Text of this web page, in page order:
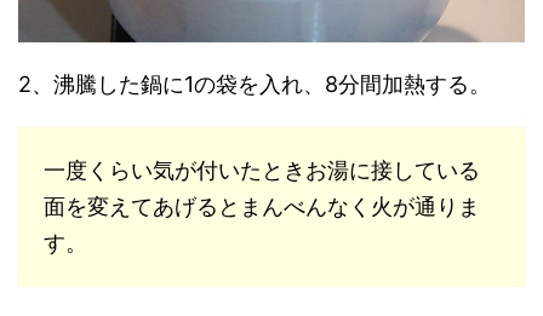
2、沸騰した鍋に1の袋を入れ、8分間加熱する。
一度くらい気が付いたときお湯に接している
面を変えてあげるとまんべんなく火が通りま
す。